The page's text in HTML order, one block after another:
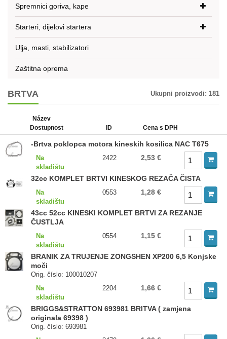
Spremnici goriva, kape
Starteri, dijelovi startera
Ulja, masti, stabilizatori
Zaštitna oprema
BRTVA Ukupni proizvodi: 181
Název
Dostupnost
ID Cena s DPH
-Brtva poklopca motora kineskih kosilica NAC T675
Na
skladištu
2422 2,53 €
32cc KOMPLET BRTVI KINESKOG REZAČA ČISTA
Na
skladištu
0553 1,28 €
43cc 52cc KINESKI KOMPLET BRTVI ZA REZANJE
ČUSTLJA
Na
skladištu
0554 1,15 €
BRANIK ZA TRUJENJE ZONGSHEN XP200 6,5 Konjske
moči
Orig. číslo: 100010207
Na
skladištu
2204 1,66 €
BRIGGS&STRATTON 693981 BRITVA ( zamjena
originala 69398 )
Orig. číslo: 693981